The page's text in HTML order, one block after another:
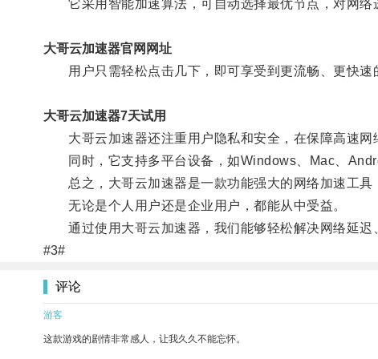
它采用智能加速算法，可自动选择最优节点，对网络
大哥云加速器官网网址
用户只需轻松点击几下，即可享受到更流畅、更快速
大哥云加速器7天试用
大哥云加速器还注重用户隐私和安全，在保障高速网
同时，它支持多平台设备，如Windows、Mac、
总之，大哥云加速器是一款功能强大的网络加速工具
无论是个人用户还是企业用户，都能从中受益。
通过使用大哥云加速器，我们能够轻松解决网络延迟
#3#
评论
游客
这款游戏的剧情非常感人，让我久久不能忘怀。